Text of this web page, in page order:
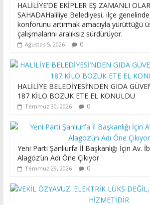
HALİLİYE’DE EKİPLER EŞ ZAMANLI
SAHADAHaliliye Belediyesi, ilçe genelinde
konforunu artırmak amacıyla yürüttüğü
çalışmalarını aralıksız sürdürüyor.
Ağustos 5, 2026 0
HALİLİYE BELEDİYESİ’NDEN GIDA
187 KİLO BOZUK ETE EL KONULDU
Temmuz 30, 2026 0
Yeni Parti Şanlıurfa İl Başkanlığı İçin Av.
Alagöz’ün Adı Öne Çıkıyor
Temmuz 29, 2026 0